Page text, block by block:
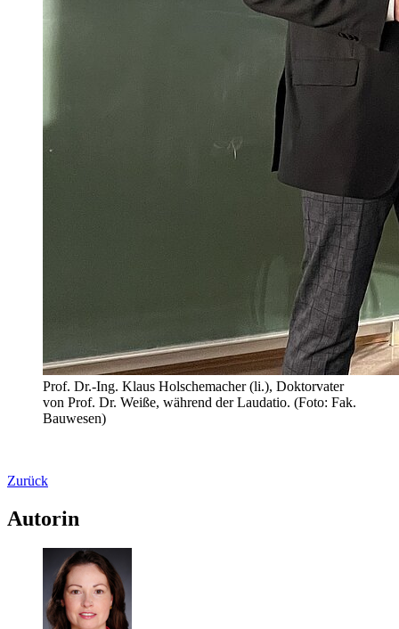
Prof. Dr.-Ing. Klaus Holschemacher (li.), Doktorvater
von Prof. Dr. Weiße, während der Laudatio. (Foto: Fak.
Bauwesen)
Zurück
Autorin